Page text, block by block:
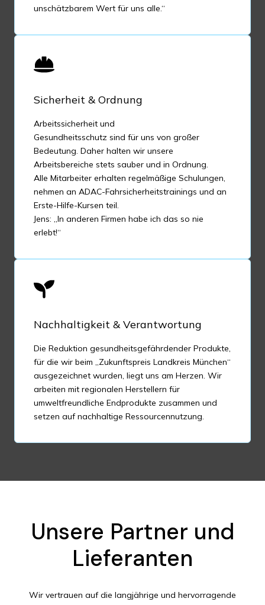
unschätzbarem Wert für uns alle.“
Sicherheit & Ordnung
Arbeitssicherheit und
Gesundheitsschutz sind für uns von großer
Bedeutung. Daher halten wir unsere
Arbeitsbereiche stets sauber und in Ordnung.
Alle Mitarbeiter erhalten regelmäßige Schulungen,
nehmen an ADAC-Fahrsicherheitstrainings und an
Erste-Hilfe-Kursen teil.
Jens: „In anderen Firmen habe ich das so nie
erlebt!“
Nachhaltigkeit & Verantwortung
Die Reduktion gesundheitsgefährdender Produkte,
für die wir beim „Zukunftspreis Landkreis München“
ausgezeichnet wurden, liegt uns am Herzen. Wir
arbeiten mit regionalen Herstellern für
umweltfreundliche Endprodukte zusammen und
setzen auf nachhaltige Ressourcennutzung.
Unsere Partner und
Lieferanten
Wir vertrauen auf die langjährige und hervorragende